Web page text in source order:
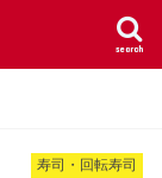
search
寿司・回転寿司